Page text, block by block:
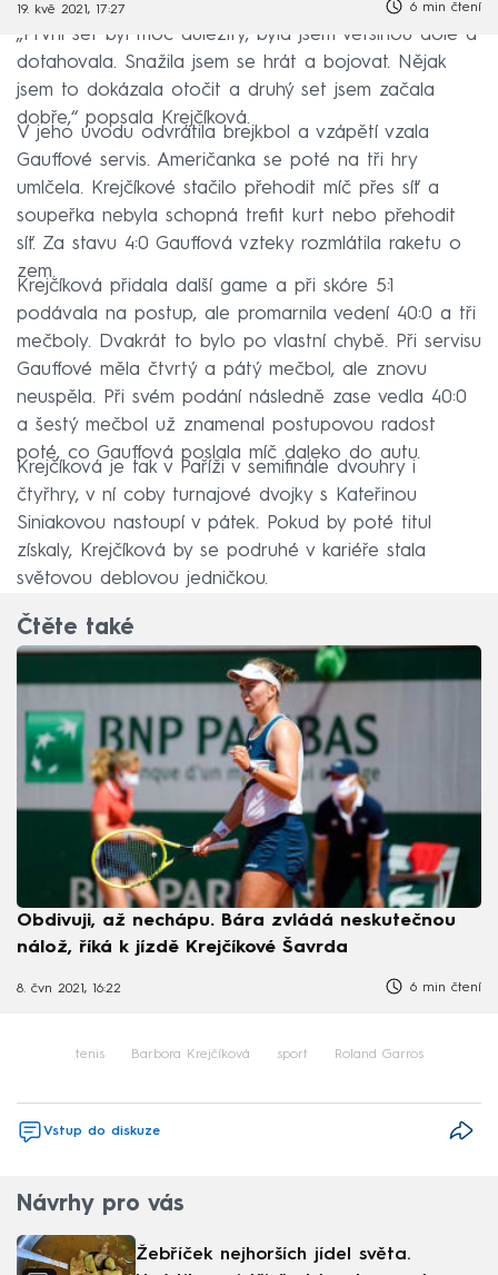
19. kvě 2021, 17:27 6 min čtení
„První set byl moc důležitý, byla jsem většinou dole a
dotahovala. Snažila jsem se hrát a bojovat. Nějak
jsem to dokázala otočit a druhý set jsem začala
dobře,“ popsala Krejčíková.
V jeho úvodu odvrátila brejkbol a vzápětí vzala
Gauffové servis. Američanka se poté na tři hry
umlčela. Krejčíkové stačilo přehodit míč přes síť a
soupeřka nebyla schopná trefit kurt nebo přehodit
síť. Za stavu 4:0 Gauffová vzteky rozmlátila raketu o
zem.
Krejčíková přidala další game a při skóre 5:1
podávala na postup, ale promarnila vedení 40:0 a tři
mečboly. Dvakrát to bylo po vlastní chybě. Při servisu
Gauffové měla čtvrtý a pátý mečbol, ale znovu
neuspěla. Při svém podání následně zase vedla 40:0
a šestý mečbol už znamenal postupovou radost
poté, co Gauffová poslala míč daleko do autu.
Krejčíková je tak v Paříži v semifinále dvouhry i
čtyřhry, v ní coby turnajové dvojky s Kateřinou
Siniakovou nastoupí v pátek. Pokud by poté titul
získaly, Krejčíková by se podruhé v kariéře stala
světovou deblovou jedničkou.
Čtěte také
Obdivuji, až nechápu. Bára zvládá neskutečnou
nálož, říká k jízdě Krejčíkové Šavrda
8. čvn 2021, 16:22 6 min čtení
tenis Barbora Krejčíková sport Roland Garros
Vstup do diskuze
Návrhy pro vás
Žebříček nejhorších jídel světa.